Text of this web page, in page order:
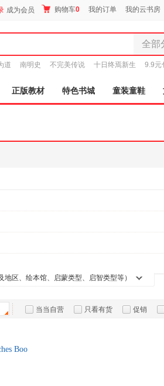
成为会员 购物车0 我的订单 我的云书房
全部
全部
图书
电子书
箱包
汽车用
道 南明史 不完美传说 十日终焉新生 9.9元
正版教材 特色书城 童装童鞋
地区、绘本馆、启蒙类型、启智类型等）
当当自营 只看有货 促销
Boo